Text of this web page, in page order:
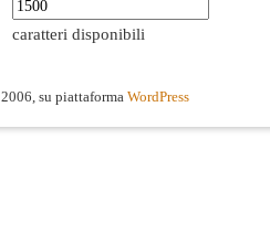
caratteri disponibili
2006, su piattaforma WordPress